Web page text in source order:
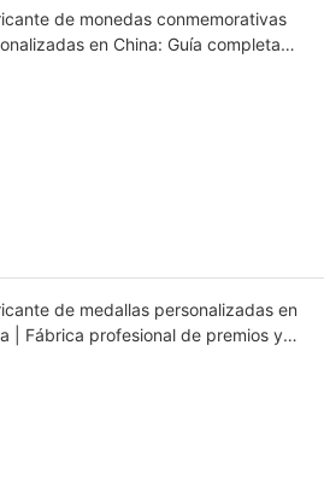
de monedas conmemorativas
en China: Guía completa
de medallas personalizadas en
| Fábrica profesional de premios y